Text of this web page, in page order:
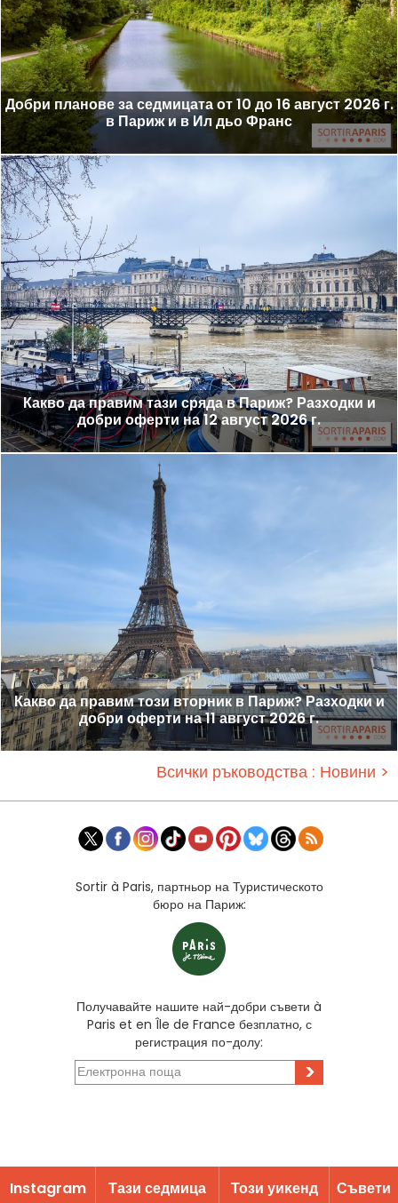
Добри планове за седмицата от 10 до 16 август 2026 г.
в Париж и в Ил дьо Франс
Какво да правим тази сряда в Париж? Разходки и
добри оферти на 12 август 2026 г.
Какво да правим този вторник в Париж? Разходки и
добри оферти на 11 август 2026 г.
Всички ръководства : Новини >
Sortir à Paris, партньор на Туристическото
бюро на Париж:
Получавайте нашите най-добри съвети à
Paris et en Île de France безплатно, с
регистрация по-долу:
>
Instagram Тази седмица Този уиĸенд Съвети